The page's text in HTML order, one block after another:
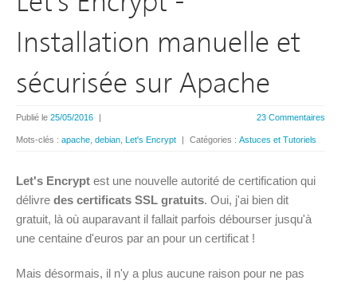
Installation manuelle et
sécurisée sur Apache
23 Commentaires
Publié le 25/05/2016 |
Mots-clés : apache debian Let's Encrypt | Catégories : Astuces et Tutoriels
Let's Encrypt est une nouvelle autorité de certification qui
délivre des certificats SSL gratuits. Oui, j'ai bien dit
gratuit, là où auparavant il fallait parfois débourser jusqu'à
une centaine d'euros par an pour un certificat !
Mais désormais, il n'y a plus aucune raison pour ne pas